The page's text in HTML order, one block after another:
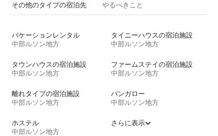
その他のタ⁠イ⁠プ⁠の宿⁠泊⁠先 やるべきこと
バケーションレンタル
中部ルソン地方
タイニーハウスの宿泊施設
中部ルソン地方
タウンハウスの宿泊施設
中部ルソン地方
ファームステイの宿泊施設
中部ルソン地方
離れタイプの宿泊施設
中部ルソン地方
バンガロー
中部ルソン地方
ホステル
中部ルソン地方
さらに表示